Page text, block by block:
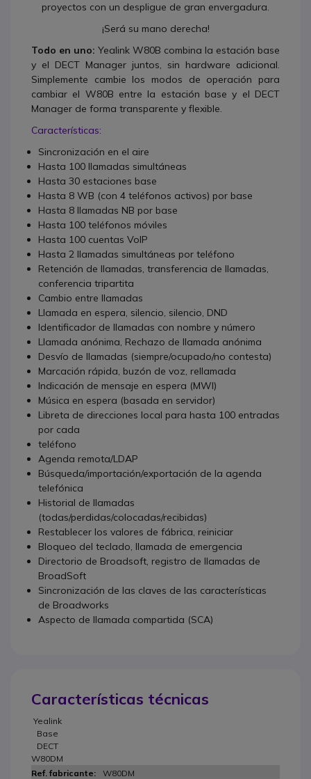
proyectos con un despligue de gran envergadura.
¡Será su mano derecha!
Todo en uno: Yealink W80B combina la estación base
y el DECT Manager juntos, sin hardware adicional.
Simplemente cambie los modos de operación para
cambiar el W80B entre la estación base y el DECT
Manager de forma transparente y flexible.
Características:
Sincronización en el aire
Hasta 100 llamadas simultáneas
Hasta 30 estaciones base
Hasta 8 WB (con 4 teléfonos activos) por base
Hasta 8 llamadas NB por base
Hasta 100 teléfonos móviles
Hasta 100 cuentas VoIP
Hasta 2 llamadas simultáneas por teléfono
Retención de llamadas, transferencia de llamadas,
conferencia tripartita
Cambio entre llamadas
Llamada en espera, silencio, silencio, DND
Identificador de llamadas con nombre y número
Llamada anónima, Rechazo de llamada anónima
Desvío de llamadas (siempre/ocupado/no contesta)
Marcación rápida, buzón de voz, rellamada
Indicación de mensaje en espera (MWI)
Música en espera (basada en servidor)
Libreta de direcciones local para hasta 100 entradas
por cada
teléfono
Agenda remota/LDAP
Búsqueda/importación/exportación de la agenda
telefónica
Historial de llamadas
(todas/perdidas/colocadas/recibidas)
Restablecer los valores de fábrica, reiniciar
Bloqueo del teclado, llamada de emergencia
Directorio de Broadsoft, registro de llamadas de
BroadSoft
Sincronización de las claves de las características
de Broadworks
Aspecto de llamada compartida (SCA)
Características técnicas
Yealink
Base
DECT
W80DM
W80DM